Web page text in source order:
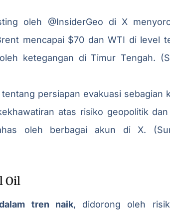
oleh @InsiderGeo di X
mencapai $70 dan WTI di level
ketegangan di Timur Tengah.
persiapan evakuasi sebagian
atas risiko geopolitik
oleh berbagai akun di X.
Oil
tren naik, didorong oleh